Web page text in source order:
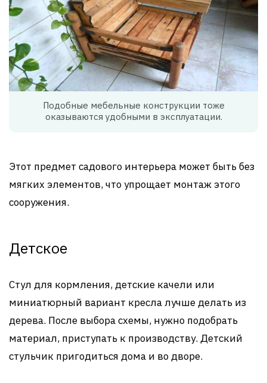
Подобные мебельные конструкции тоже
оказываются удобными в эксплуатации.
Этот предмет садового интерьера может быть без
мягких элементов, что упрощает монтаж этого
сооружения.
Детское
Стул для кормления, детские качели или
миниатюрный вариант кресла лучше делать из
дерева. После выбора схемы, нужно подобрать
материал, приступать к производству. Детский
стульчик пригодиться дома и во дворе.